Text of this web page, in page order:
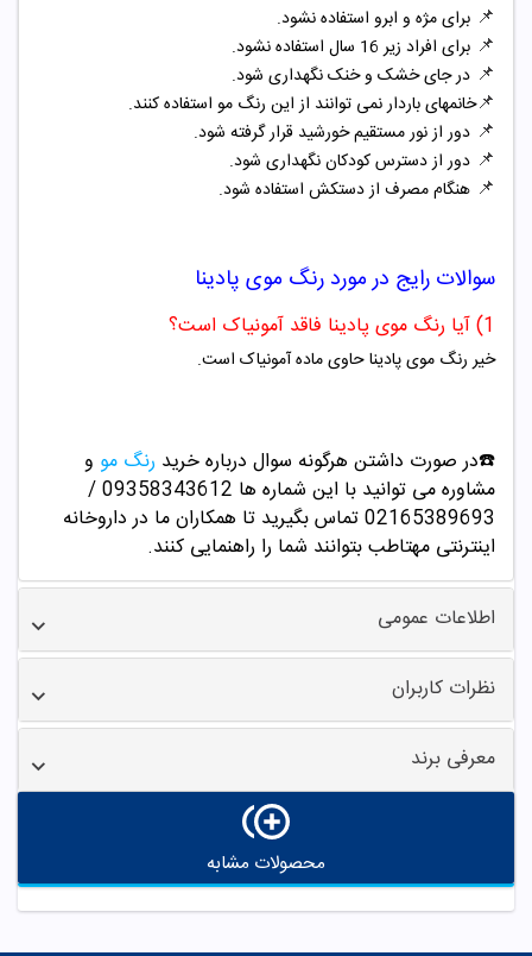
📌 برای مژه و ابرو استفاده نشود.
📌 برای افراد زیر 16 سال استفاده نشود.
📌 در جای خشک و خنک نگهداری شود.
📌خانمهای باردار نمی توانند از این رنگ مو استفاده کنند.
📌 دور از نور مستقیم خورشید قرار گرفته شود.
📌 دور از دسترس کودکان نگهداری شود.
📌 هنگام مصرف از دستکش استفاده شود.
سوالات رایج در مورد رنگ موی پادینا
1) آیا رنگ موی پادینا فاقد آمونیاک است؟
خیر رنگ موی پادینا حاوی ماده آمونیاک است.
☎️در صورت داشتن هرگونه سوال درباره خرید رنگ مو و
مشاوره می توانید با این شماره ها 09358343612 /
02165389693تماس بگیرید تا همکاران ما در داروخانه
اینترنتی مهتاطب بتوانند شما را راهنمایی کنند.
اطلاعات عمومی
نظرات کاربران
معرفی برند
محصولات مشابه